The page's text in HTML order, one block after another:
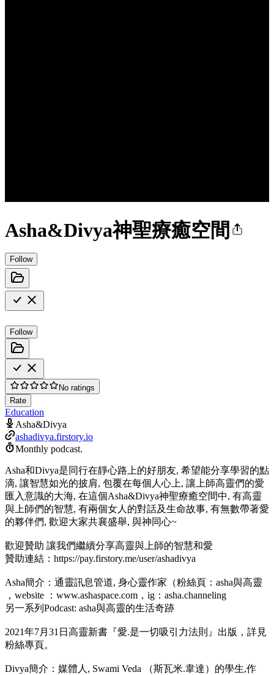
Asha&Divya神聖療癒空間
Follow
Follow
No ratings
Rate
Education
Asha&Divya
ashadivya.firstory.io
Monthly podcast.
Asha和Divya是同行在靜心路上的好朋友, 希望能分享學習的點
滴, 讓智慧如光的披肩, 包覆在每個人心上, 讓上師高靈們的愛
匯入意識的大海, 在這個Asha&Divya神聖療癒空間中, 有高靈
與上師們的智慧, 有兩個女人的對話及生命故事, 有無數帶著愛
的夥伴們, 歡迎大家共襄盛舉, 與神同心~
歡迎贊助 讓我們繼續分享高靈與上師的智慧和愛
贊助連結：https://pay.firstory.me/user/ashadivya
Asha簡介：通靈訊息管道, 身心靈作家（粉絲頁：asha與高靈
，website ：www.ashaspace.com，ig：asha.channeling
另一系列Podcast: asha與高靈的生活奇跡
2021年7月31日高靈新書『愛.是一切吸引力法則』出版，詳見
粉絲專頁。
Divya簡介：媒體人, Swami Veda （斯瓦米.韋達）的學生,作